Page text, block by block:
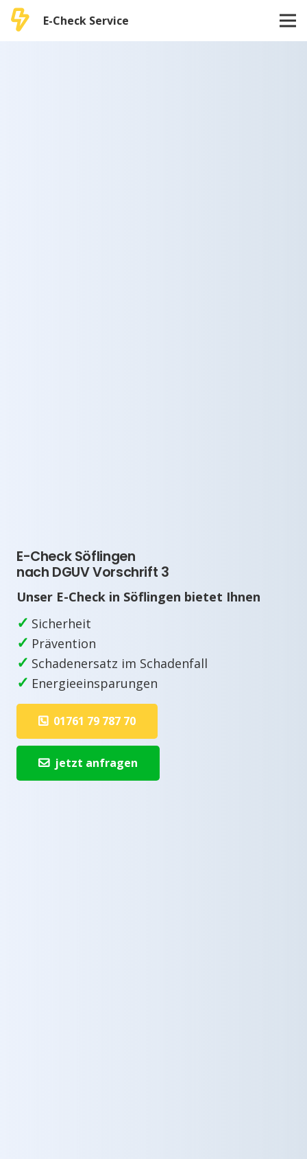
E-Check Service
E-Check Söflingen
nach DGUV Vorschrift 3
Unser E-Check in Söflingen bietet Ihnen
✓ Sicherheit
✓ Prävention
✓ Schadenersatz im Schadenfall
✓ Energieeinsparungen
01761 79 787 70
jetzt anfragen